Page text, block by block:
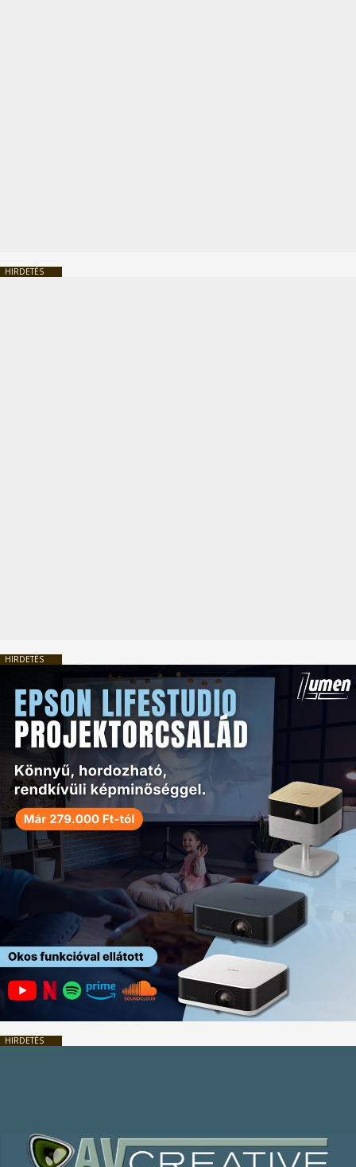
HIRDETÉS
HIRDETÉS
HIRDETÉS